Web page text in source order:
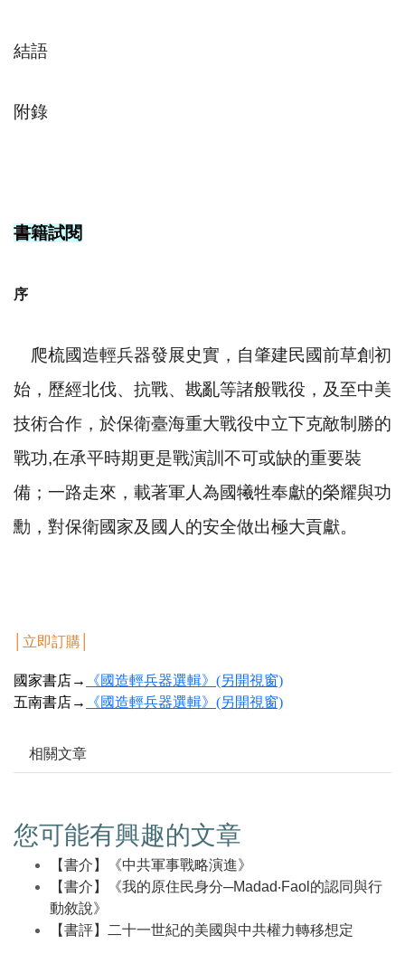
結語
附錄
書籍試閱
序
爬梳國造輕兵器發展史實，自肇建民國前草創初
始，歷經北伐、抗戰、戡亂等諸般戰役，及至中美
技術合作，於保衛臺海重大戰役中立下克敵制勝的
戰功,在承平時期更是戰演訓不可或缺的重要裝
備；一路走來，載著軍人為國犧牲奉獻的榮耀與功
勳，對保衛國家及國人的安全做出極大貢獻。
立即訂購
國家書店→
《國造輕兵器選輯》(另開視窗)
五南書店→
《國造輕兵器選輯》(另開視窗)
相關文章
您可能有興趣的文章
【書介】《中共軍事戰略演進》
【書介】《我的原住民身分─Madad‧Faol的認同與行
動敘說》
【書評】二十一世紀的美國與中共權力轉移想定